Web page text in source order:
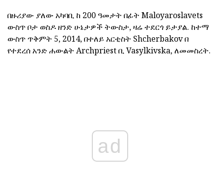
በዙሪያው ያለው አካባቢ ከ 200 ዓመታት በፊት Maloyaroslavets
ውስጥ ቦታ ወስዶ ዘንድ ሁኔታዎች ትውስታ, ዛሬ ተደርጎ ይታያል. ከተማ
ውስጥ ጥቅምት 5, 2014, በተለይ አርቲስት Shcherbakov በ
የተደረሰ አንድ ሐውልት Archpriest ቢ Vasylkivska, ለመመስረት.
ad